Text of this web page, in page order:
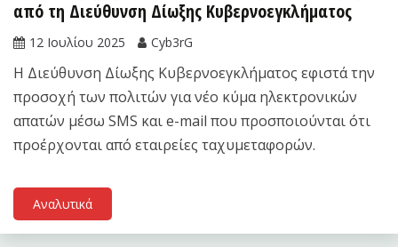
από τη Διεύθυνση Δίωξης Κυβερνοεγκλήματος
12 Ιουλίου 2025 Cyb3rG
Η Διεύθυνση Δίωξης Κυβερνοεγκλήματος εφιστά την
προσοχή των πολιτών για νέο κύμα ηλεκτρονικών
απατών μέσω SMS και e-mail που προσποιούνται ότι
προέρχονται από εταιρείες ταχυμεταφορών.
Αναλυτικά